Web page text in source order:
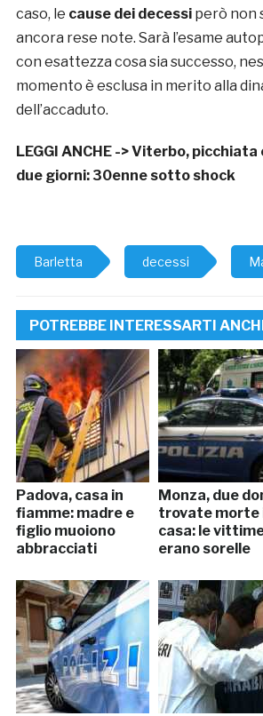
caso, le cause dei decessiperò non
ancora rese note. Sarà l’esame
con esattezza cosa sia successo,
momento è esclusa in merito alla
dell’accaduto.
LEGGI ANCHE ->Viterbo, picchiata
due giorni: 30enne sotto shock
Barletta decessi
POTREBBE INTERESSARTI
Padova, casa in
fiamme: madre e
figlio muoiono
abbracciati
Monza, due
trovate morte
casa: le
erano sorelle